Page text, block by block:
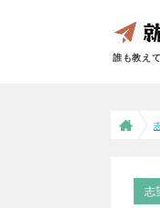
誰も教え
志